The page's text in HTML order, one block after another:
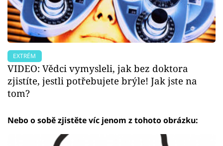
EXTRÉM
VIDEO: Vědci vymysleli, jak bez doktora
zjistíte, jestli potřebujete brýle! Jak jste na
tom?
Nebo o sobě zjistěte víc jenom z tohoto obrázku: